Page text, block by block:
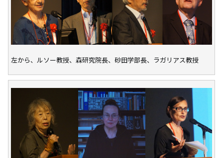
左から、ルソー教授、森研究院長、砂田学部長、ラガリアス教授